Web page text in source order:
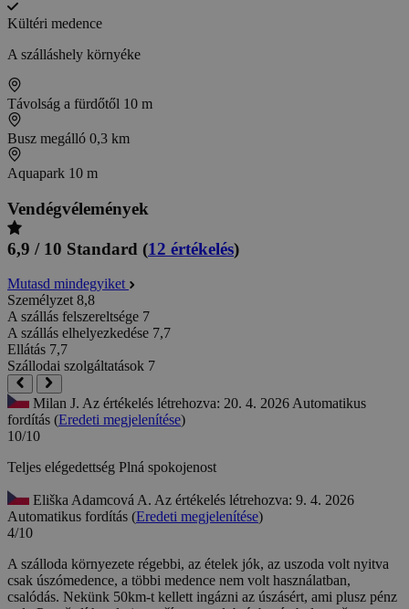
Kültéri medence
A szálláshely környéke
Távolság a fürdőtől 10 m
Busz megálló 0,3 km
Aquapark 10 m
Vendégvélemények
6,9 / 10 Standard (12 értékelés)
Mutasd mindegyiket
Személyzet 8,8
A szállás felszereltsége 7
A szállás elhelyezkedése 7,7
Ellátás 7,7
Szállodai szolgáltatások 7
Milan J. Az értékelés létrehozva: 20. 4. 2026Automatikus
fordítás (Eredeti megjelenítése)
10/10
Teljes elégedettség Plná spokojenost
Eliška Adamcová A. Az értékelés létrehozva: 9. 4. 2026
Automatikus fordítás (Eredeti megjelenítése)
4/10
A szálloda környezete régebbi, az ételek jók, az uszoda volt nyitva
csak úszómedence, a többi medence nem volt használatban,
csalódás. Nekünk 50km-t kellett ingázni az úszásért, ami plusz pénz